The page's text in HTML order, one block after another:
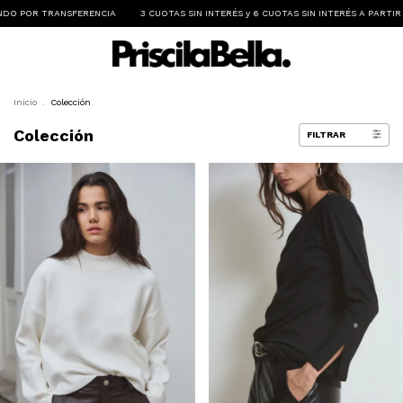
SIN INTERÉS y 6 CUOTAS SIN INTERÉS A PARTIR DE $300.000 ENVIO GRATIS A
Inicio Colección
Colección FILTRAR